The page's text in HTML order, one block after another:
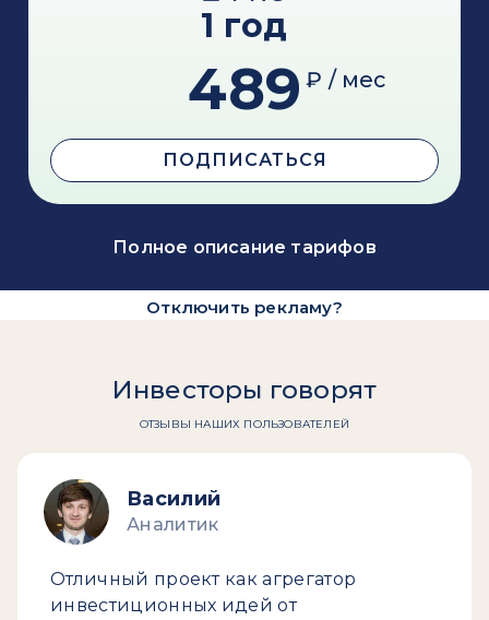
1 год
489 ₽ / мес
ПОДПИСАТЬСЯ
Полное описание тарифов
Отключить рекламу?
Инвесторы говорят
ОТЗЫВЫ НАШИХ ПОЛЬЗОВАТЕЛЕЙ
Василий
Аналитик
Отличный проект как агрегатор
инвестиционных идей от